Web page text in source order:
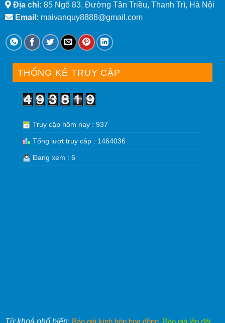
Địa chỉ: 85 Ngõ 83, Đường Tân Triều, Thanh Trì, Hà Nội
Email: maivanquy8888@gmail.com
THỐNG KÊ TRUY CẬP
Truy cập hôm nay : 937
Tổng lượt truy cập : 1464036
Đang xem : 6